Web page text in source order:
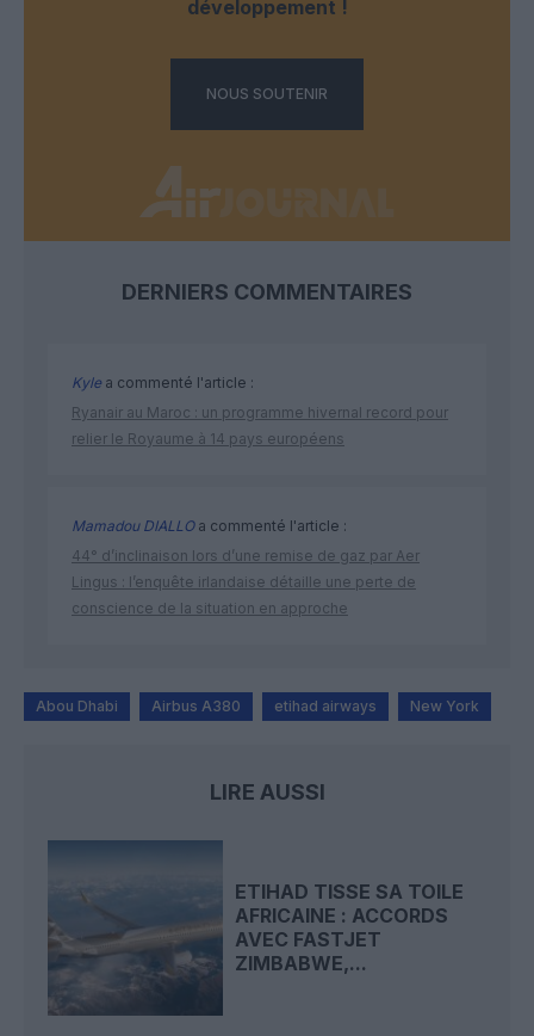
développement !
NOUS SOUTENIR
DERNIERS COMMENTAIRES
Kylea commenté l'article :
Ryanair au Maroc : un programme hivernal record pour
relier le Royaume à 14 pays européens
Mamadou DIALLOa commenté l'article :
44° d’inclinaison lors d’une remise de gaz par Aer
Lingus : l’enquête irlandaise détaille une perte de
conscience de la situation en approche
Abou Dhabi Airbus A380 etihad airways New York
LIRE AUSSI
ETIHAD TISSE SA TOILE
AFRICAINE : ACCORDS
AVEC FASTJET
ZIMBABWE,...